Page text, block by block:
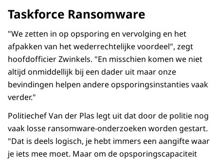
Taskforce Ransomware
"We zetten in op opsporing en vervolging en het
afpakken van het wederrechtelijke voordeel", zegt
hoofdofficier Zwinkels. "En misschien komen we niet
altijd onmiddellijk bij een dader uit maar onze
bevindingen helpen andere opsporingsinstanties vaak
verder."
Politiechef Van der Plas legt uit dat door de politie nog
vaak losse ransomware-onderzoeken worden gestart.
"Dat is deels logisch, je hebt immers een aangifte waar
je iets mee moet. Maar om de opsporingscapaciteit